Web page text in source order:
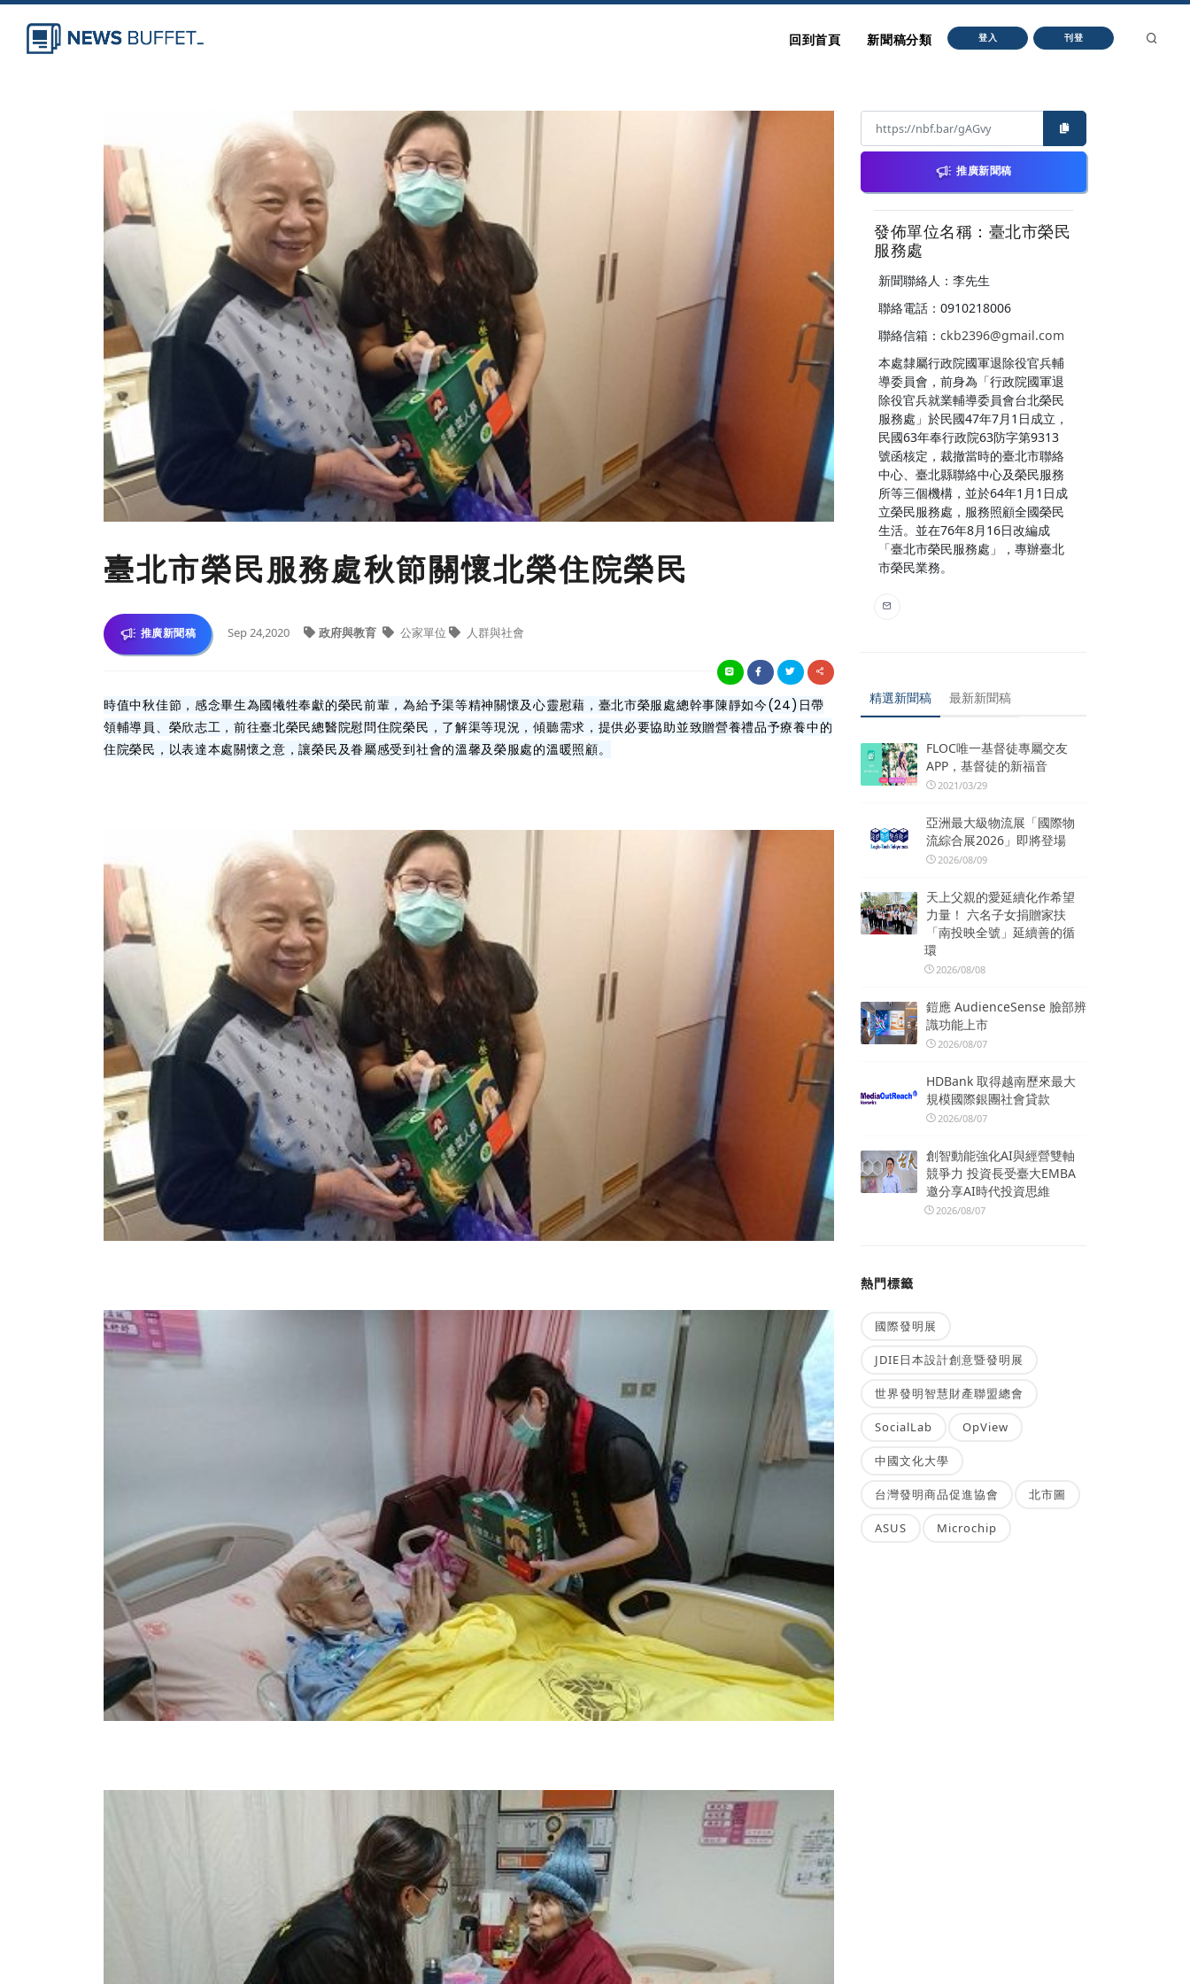
回到首頁 新聞稿分類 登入 刊登
臺北市榮民服務處秋節關懷北榮住院榮民
推廣新聞稿 Sep 24,2020 政府與教育 公家單位 人群與社會
時值中秋佳節，感念畢生為國犧牲奉獻的榮民前輩，為給予渠等精神關懷及心靈慰藉，臺北市榮服處總幹事陳靜如今(24)日帶
領輔導員、榮欣志工，前往臺北榮民總醫院慰問住院榮民，了解渠等現況，傾聽需求，提供必要協助並致贈營養禮品予療養中的
住院榮民，以表達本處關懷之意，讓榮民及眷屬感受到社會的溫馨及榮服處的溫暖照顧。
推廣新聞稿
發佈單位名稱：臺北市榮民
服務處
新聞聯絡人：李先生
聯絡電話：0910218006
聯絡信箱： ckb2396@gmail.com
本處隸屬行政院國軍退除役官兵輔
導委員會，前身為「行政院國軍退
除役官兵就業輔導委員會台北榮民
服務處」於民國47年7月1日成立，
民國63年奉行政院63防字第9313
號函核定，裁撤當時的臺北市聯絡
中心、臺北縣聯絡中心及榮民服務
所等三個機構，並於64年1月1日成
立榮民服務處，服務照顧全國榮民
生活。並在76年8月16日改編成
「臺北市榮民服務處」，專辦臺北
市榮民業務。
精選新聞稿 最新新聞稿
FLOC唯一基督徒專屬交友
APP，基督徒的新福音
2021/03/29
亞洲最大級物流展「國際物
流綜合展2026」即將登場
2026/08/09
天上父親的愛延續化作希望
力量！ 六名子女捐贈家扶
「南投映全號」延續善的循
環
2026/08/08
鎧應 AudienceSense 臉部辨
識功能上市
2026/08/07
HDBank 取得越南歷來最大
規模國際銀團社會貸款
2026/08/07
創智動能強化AI與經營雙軸
競爭力 投資長受臺大EMBA
邀分享AI時代投資思維
2026/08/07
熱門標籤
國際發明展
JDIE日本設計創意暨發明展
世界發明智慧財產聯盟總會
SocialLab OpView
中國文化大學
台灣發明商品促進協會 北市圖
ASUS Microchip